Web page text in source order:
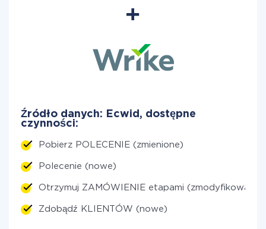
Źródło danych: Ecwid, dostępne
czynności:
Pobierz POLECENIE (zmienione)
Polecenie (nowe)
Otrzymuj ZAMÓWIENIE etapami (zmodyfikowane)
Zdobądź KLIENTÓW (nowe)